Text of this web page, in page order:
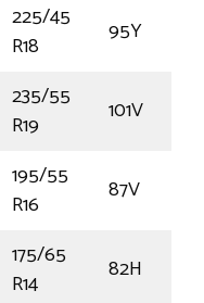
225/45
R18
95Y
235/55
R19
101V
195/55
R16
87V
175/65
R14
82H